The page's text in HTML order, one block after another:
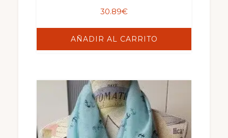
30.89€
AÑADIR AL CARRITO